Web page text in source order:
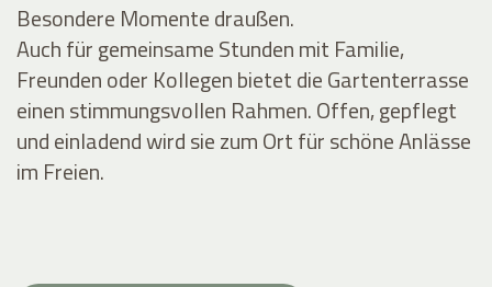
Besondere Momente draußen.
Auch für gemeinsame Stunden mit Familie,
Freunden oder Kollegen bietet die Gartenterrasse
einen stimmungsvollen Rahmen. Offen, gepflegt
und einladend wird sie zum Ort für schöne Anlässe
im Freien.